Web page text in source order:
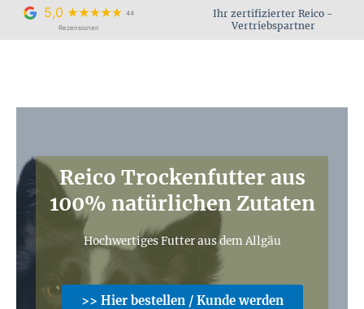
springen
5,0
44
Rezensionen
Ihr zertifizierter Reico -
Vertriebspartner
Reico Trockenfutter aus
100% natürlichen Zutaten
Hochwertiges Futter aus dem Allgäu
>> Hier bestellen / Kunde werden